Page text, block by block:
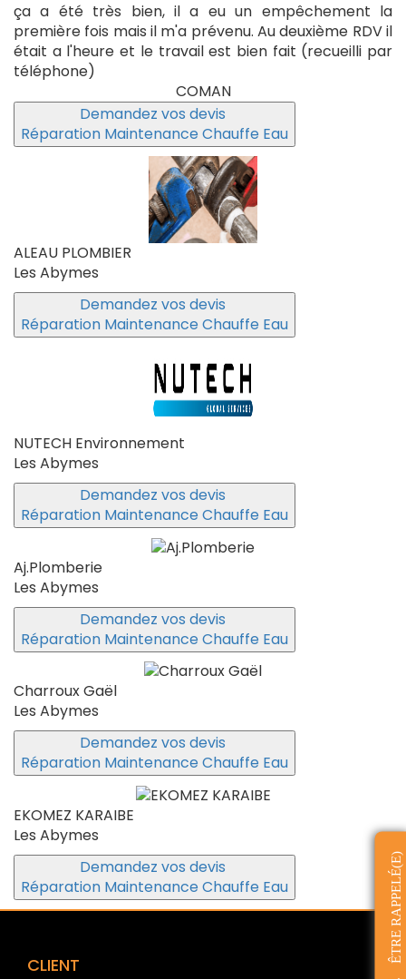
ça a été très bien, il a eu un empêchement la
première fois mais il m'a prévenu. Au deuxième RDV il
était a l'heure et le travail est bien fait (recueilli par
téléphone)
COMAN
Demandez vos devis
Réparation Maintenance Chauffe Eau
ALEAU PLOMBIER
Les Abymes
Demandez vos devis
Réparation Maintenance Chauffe Eau
NUTECH Environnement
Les Abymes
Demandez vos devis
Réparation Maintenance Chauffe Eau
Aj.Plomberie
Les Abymes
Demandez vos devis
Réparation Maintenance Chauffe Eau
Charroux Gaël
Les Abymes
Demandez vos devis
Réparation Maintenance Chauffe Eau
EKOMEZ KARAIBE
Les Abymes
Demandez vos devis
Réparation Maintenance Chauffe Eau
CLIENT
ÊTRE RAPPELÉ(E)